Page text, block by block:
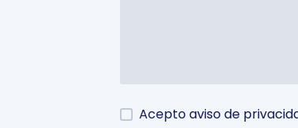
Acepto aviso de